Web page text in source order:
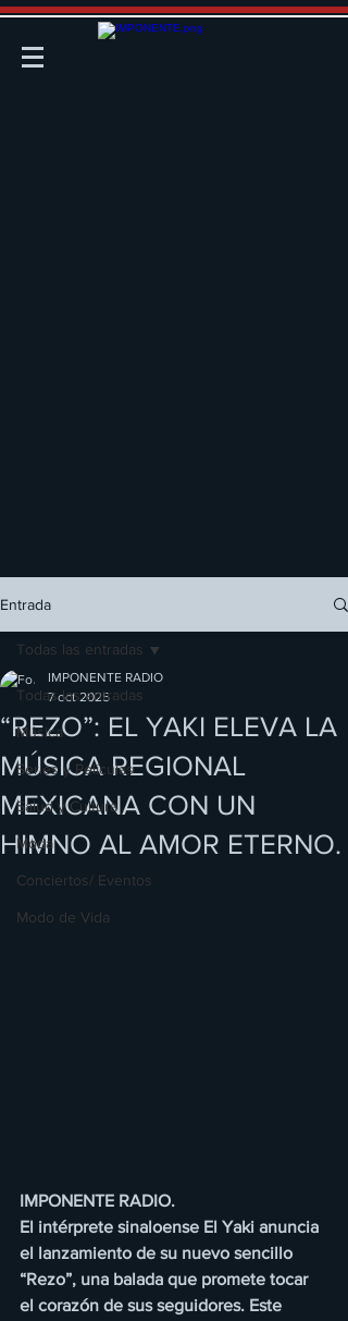
Entrada
Todas las entradas
Música
Series y Películas
Salud y Cultura
Moda
Conciertos/ Eventos
Modo de Vida
Todas las entradas
“REZO”: EL YAKI ELEVA LA
MÚSICA REGIONAL
MEXICANA CON UN
HIMNO AL AMOR ETERNO.
IMPONENTE RADIO
7 oct 2025
IMPONENTE RADIO.
El intérprete sinaloense El Yaki anuncia
el lanzamiento de su nuevo sencillo
“Rezo”, una balada que promete tocar
el corazón de sus seguidores. Este